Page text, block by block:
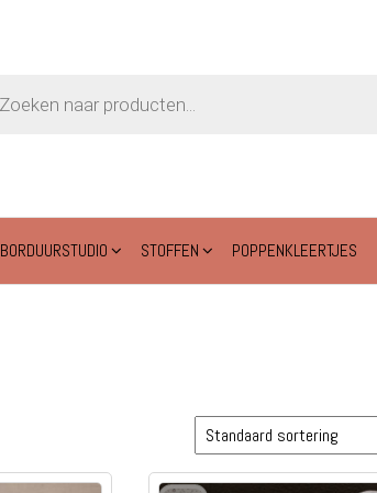
BORDUURSTUDIO STOFFEN POPPENKLEERTJES